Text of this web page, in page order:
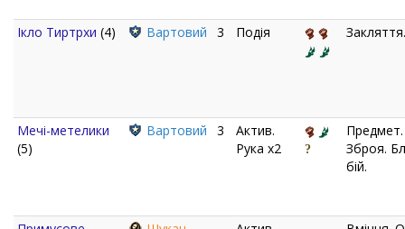
Ікло Тиртрхи (4) Вартовий 3 Подія Закляття.
Мечі-метелики
(5)
Вартовий 3
Актив.
Рука x2
Предмет.
Зброя.
бій.